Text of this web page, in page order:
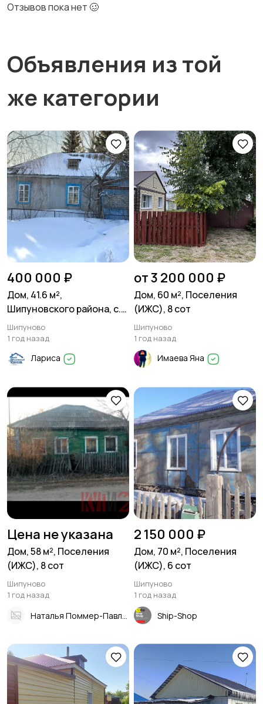
Отзывов пока нет 🥴
Объявления из той
же категории
400 000 ₽
Дом, 41.6 м²,
Шипуновского района, с.
Нечунаево Поселения
(ИЖС), 9 сот
Шипуново
1 год назад
Лариса
от 3 200 000 ₽
Дом, 60 м², Поселения
(ИЖС), 8 сот
Шипуново
1 год назад
Имаева Яна
Цена не указана
Дом, 58 м², Поселения
(ИЖС), 8 сот
Шипуново
1 год назад
2 150 000 ₽
Дом, 70 м², Поселения
(ИЖС), 6 сот
Шипуново
1 год назад
Ship-Shop